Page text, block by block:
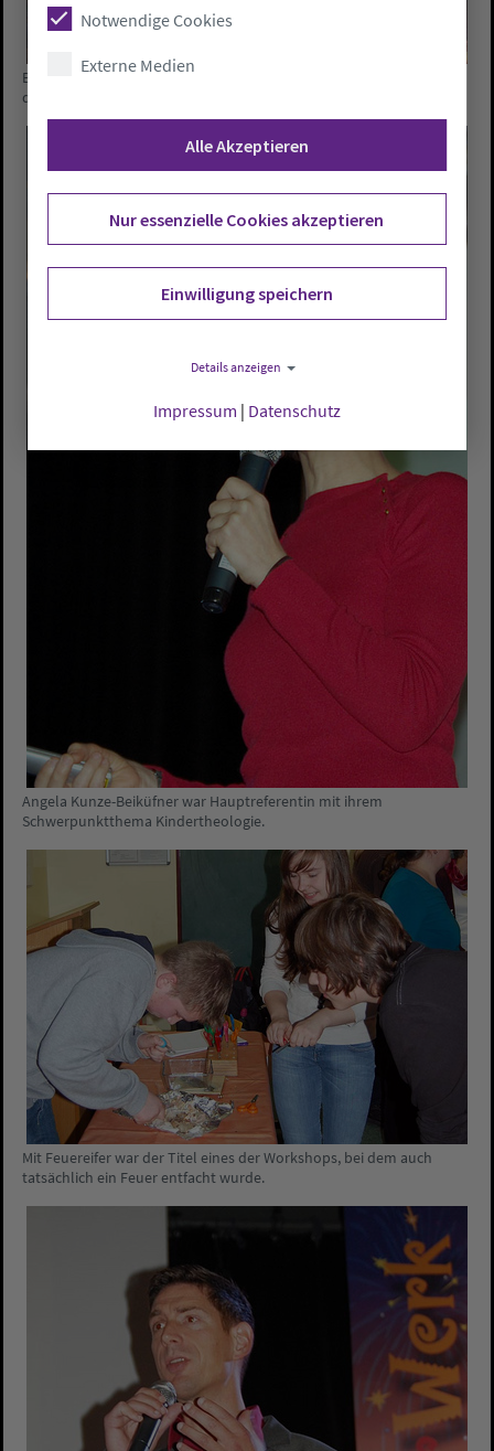
Bis auf den letzten Platz besetzt war die Aula des Gymnasiums an
der Willmstraße.
Angela Kunze-Beiküfner war Hauptreferentin mit ihrem
Schwerpunktthema Kindertheologie.
Mit Feuereifer war der Titel eines der Workshops, bei dem auch
tatsächlich ein Feuer entfacht wurde.
Notwendige Cookies
Externe Medien
Alle Akzeptieren
Nur essenzielle Cookies akzeptieren
Einwilligung speichern
Details anzeigen
Impressum | Datenschutz